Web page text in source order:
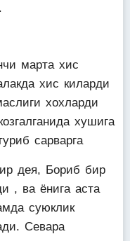
марта хис
хис киларди
хохларди
хушига
сарварга
дея, Бориб бир
, ва ёнига аста
суюклик
Севара